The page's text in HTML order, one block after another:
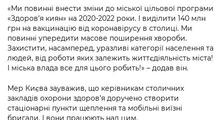
Підприємства, установи, організації
Kyiv International Relations
Річні звіти
Гендерна політика
Безбар'єрність
Київська міська військова адміністрація
Портал Захисників та Захисниць
Безбар'єрність
Портал послуг
Важливе під час воєнного стану
Уряд» – місцевий рівень»
Важливе під час воєнного стану
Про відкриті дані
Портал даних Києва
Публічні дашборди
«Ми повинні внести зміни до міської цільової програми
«Здоров’я киян» на 2020-2022 роки. І виділити 140 млн
грн на вакцинацію від коронавірусу в столиці. Ми
повинні упередити масове поширення хвороби.
Захистити, насамперед, уразливі категорії населення та
людей, від роботи яких залежить життєдіяльність міста!
І міська влада все для цього робить!» – додав він.
Мер Києва зауважив, що керівникам столичних
закладів охорони здоров’я доручено створити
стаціонарні пункти щеплення та мобільні виїзні
бригади. І вони працюють над цим.